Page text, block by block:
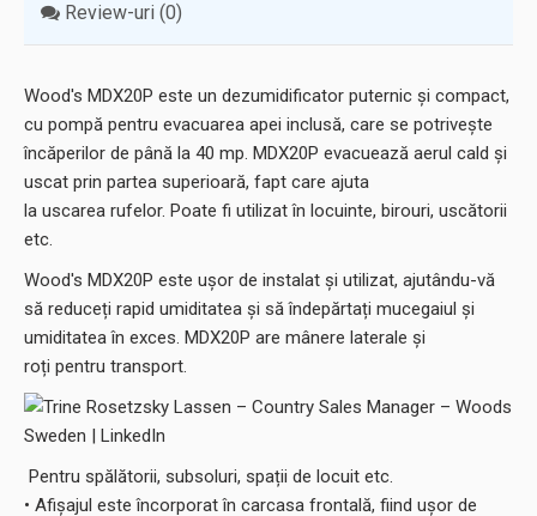
Review-uri (0)
Wood's MDX20P este un dezumidificator puternic și compact,
cu pompă pentru evacuarea apei inclusă, care se potrivește
încăperilor de până la 40 mp. MDX20P evacuează aerul cald și
uscat prin partea superioară, fapt care ajuta
la uscarea rufelor. Poate fi utilizat în locuinte, birouri, uscătorii
etc.
Wood's MDX20P este ușor de instalat și utilizat, ajutându-vă
să reduceți rapid umiditatea și să îndepărtați mucegaiul și
umiditatea în exces. MDX20P are mânere laterale și
roți pentru transport.
Pentru spălătorii, subsoluri, spații de locuit etc.
• Afișajul este încorporat în carcasa frontală, fiind ușor de